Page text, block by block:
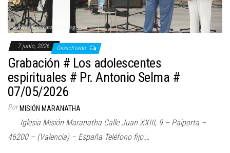
7 junio, 2026 Desactivado
Grabación # Los adolescentes
espirituales # Pr. Antonio Selma #
07/05/2026
Por MISIÓN MARANATHA
Iglesia Misión Maranatha Calle Juan XXIII, 9 – Paiporta –
46200 – (Valencia) – España Teléfono fijo:…